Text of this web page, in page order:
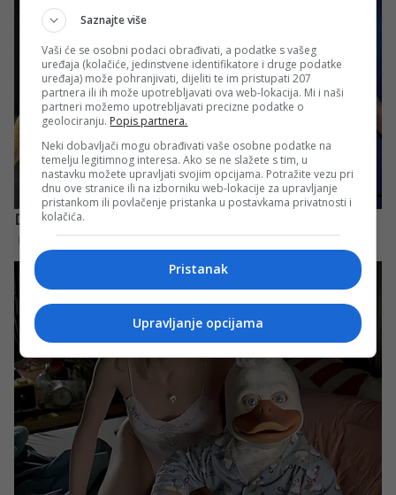
Saznajte više
Vaši će se osobni podaci obrađivati, a podatke s vašeg
uređaja (kolačiće, jedinstvene identifikatore i druge podatke
uređaja) može pohranjivati, dijeliti te im pristupati 207
partnera ili ih može upotrebljavati ova web-lokacija. Mi i naši
partneri možemo upotrebljavati precizne podatke o
geolociranju. Popis partnera.
Neki dobavljači mogu obrađivati vaše osobne podatke na
temelju legitimnog interesa. Ako se ne slažete s tim, u
nastavku možete upravljati svojim opcijama. Potražite vezu pri
dnu ove stranice ili na izborniku web-lokacije za upravljanje
pristankom ili povlačenje pristanka u postavkama privatnosti i
kolačića.
Pristanak
Upravljanje opcijama